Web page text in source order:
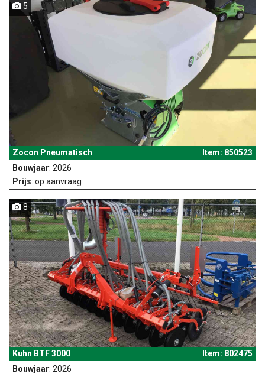
5
Zocon Pneumatisch
Item: 850523
Bouwjaar: 2026
Prijs: op aanvraag
8
Kuhn BTF 3000
Item: 802475
Bouwjaar: 2026